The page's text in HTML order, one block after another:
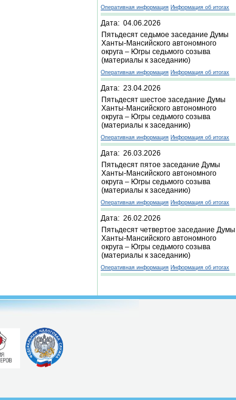
Оперативная информация Информация об итогах
Дата: 04.06.2026
Пятьдесят седьмое заседание Думы
Ханты-Мансийского автономного
округа – Югры седьмого созыва
(материалы к заседанию)
Оперативная информация Информация об итогах
Дата: 23.04.2026
Пятьдесят шестое заседание Думы
Ханты-Мансийского автономного
округа – Югры седьмого созыва
(материалы к заседанию)
Оперативная информация Информация об итогах
Дата: 26.03.2026
Пятьдесят пятое заседание Думы
Ханты-Мансийского автономного
округа – Югры седьмого созыва
(материалы к заседанию)
Оперативная информация Информация об итогах
Дата: 26.02.2026
Пятьдесят четвертое заседание Думы
Ханты-Мансийского автономного
округа – Югры седьмого созыва
(материалы к заседанию)
Оперативная информация Информация об итогах